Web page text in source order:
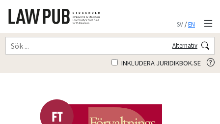
SV/EN
Alternativ
INKLUDERA JURIDIKBOK.SE